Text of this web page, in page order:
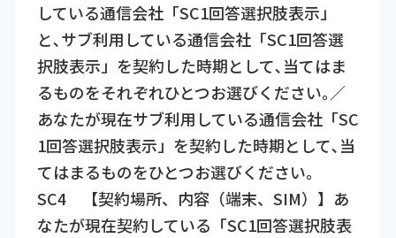
している通信会社「SC1回答選択肢表示」
と､サブ利用している通信会社「SC1回答選
択肢表示」を契約した時期として､当てはま
るものをそれぞれひとつお選びください｡／
あなたが現在サブ利用している通信会社「SC
1回答選択肢表示」を契約した時期として､当
てはまるものをひとつお選びください｡
SC4 【契約場所、内容（端末、SIM）】あ
なたが現在契約している「SC1回答選択肢表